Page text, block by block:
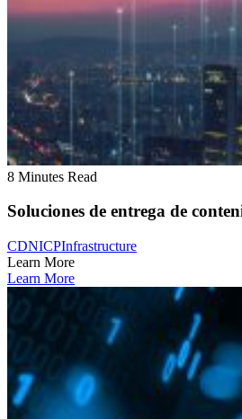
8 Minutes Read
Soluciones de entrega de
CDNICPInfrastructure
Learn More
Learn More